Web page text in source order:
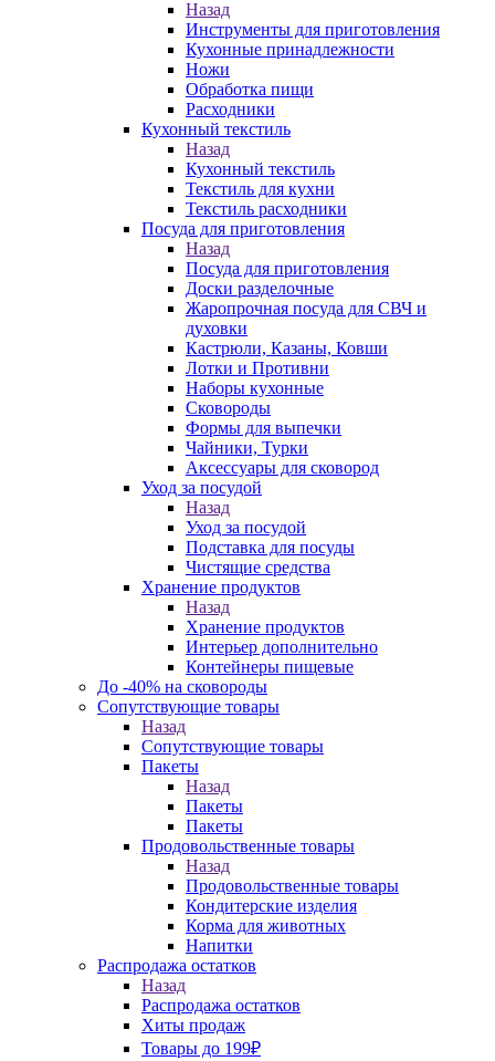
Назад
Инструменты для приготовления
Кухонные принадлежности
Ножи
Обработка пищи
Расходники
Кухонный текстиль
Назад
Кухонный текстиль
Текстиль для кухни
Текстиль расходники
Посуда для приготовления
Назад
Посуда для приготовления
Доски разделочные
Жаропрочная посуда для СВЧ и
духовки
Кастрюли, Казаны, Ковши
Лотки и Противни
Наборы кухонные
Сковороды
Формы для выпечки
Чайники, Турки
Аксессуары для сковород
Уход за посудой
Назад
Уход за посудой
Подставка для посуды
Чистящие средства
Хранение продуктов
Назад
Хранение продуктов
Интерьер дополнительно
Контейнеры пищевые
До -40% на сковороды
Сопутствующие товары
Назад
Сопутствующие товары
Пакеты
Назад
Пакеты
Пакеты
Продовольственные товары
Назад
Продовольственные товары
Кондитерские изделия
Корма для животных
Напитки
Распродажа остатков
Назад
Распродажа остатков
Хиты продаж
Товары до 199₽